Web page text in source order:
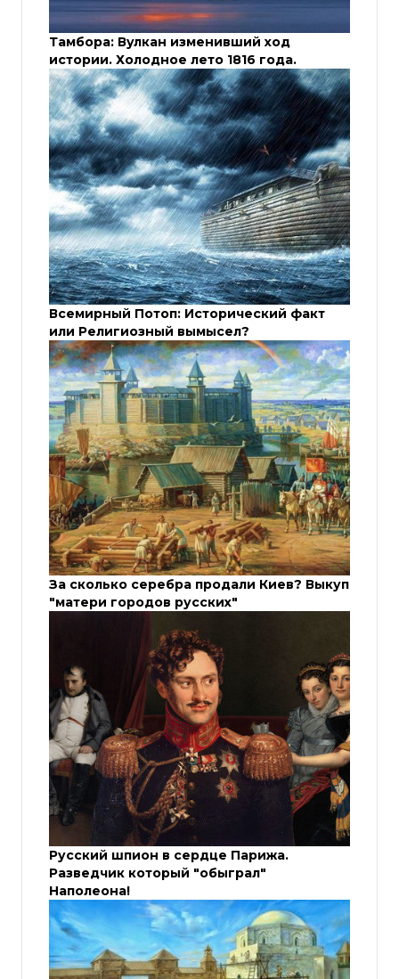
Тамбора: Вулкан изменивший ход
истории. Холодное лето 1816 года.
Всемирный Потоп: Исторический факт
или Религиозный вымысел?
За сколько серебра продали Киев? Выкуп
"матери городов русских"
Русский шпион в сердце Парижа.
Разведчик который "обыграл"
Наполеона!